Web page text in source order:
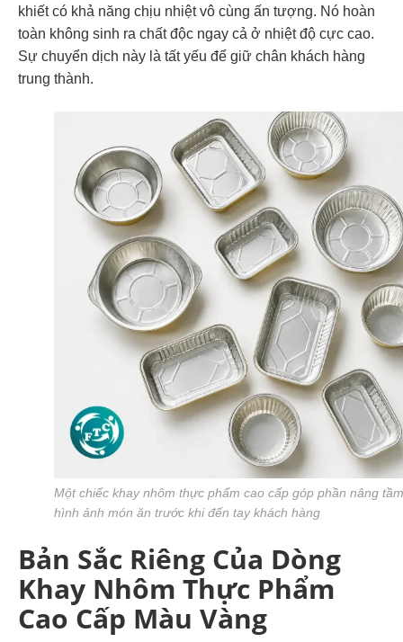
khiết có khả năng chịu nhiệt vô cùng ấn tượng. Nó hoàn
toàn không sinh ra chất độc ngay cả ở nhiệt độ cực cao.
Sự chuyển dịch này là tất yếu để giữ chân khách hàng
trung thành.
Một chiếc khay nhôm thực phẩm cao cấp góp phần nâng tầm
hình ảnh món ăn trước khi đến tay khách hàng
Bản Sắc Riêng Của Dòng
Khay Nhôm Thực Phẩm
Cao Cấp Màu Vàng